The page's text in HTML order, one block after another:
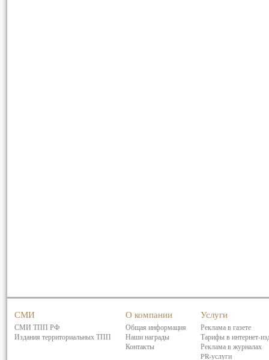
СМИ
СМИ ТПП РФ
Издания территориальных ТПП
О компании
Общая информация
Наши награды
Контакты
Услуги
Реклама в газете
Тарифы в интернет-
Реклама в журналах
PR-услуги